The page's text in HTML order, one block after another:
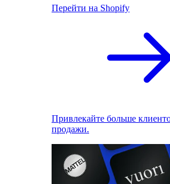
Перейти на Shopify
Привлекайте больше
продажи.